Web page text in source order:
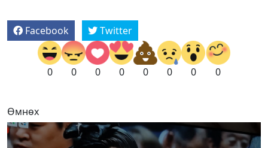
Facebook Twitter
0 0 0 0 0 0 0 0
Өмнөх